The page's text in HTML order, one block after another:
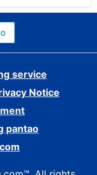
service
Notice
pantao